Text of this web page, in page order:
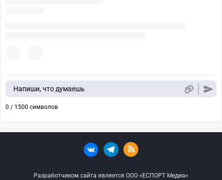
Напиши, что думаешь
0 / 1500 символов
Разработчиком сайта является ООО «ЕСПОРТ Медиа»